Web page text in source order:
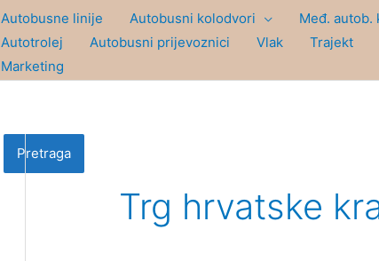
Autobusne linije Autobusni kolodvori Međ. autob.
Autotrolej
Autobusni prijevoznici Vlak Trajekt
Marketing
Pretraga
Trg hrvatske